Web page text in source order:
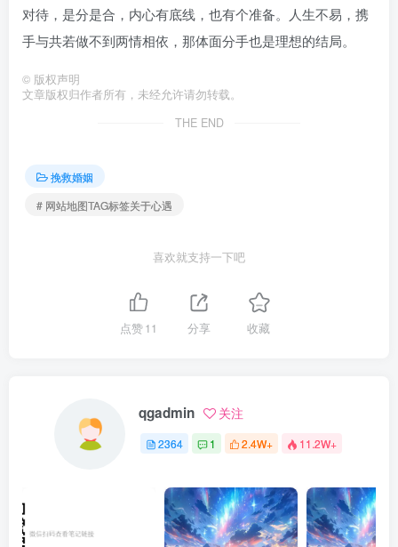
对待，是分是合，内心有底线，也有个准备。人生不易，携
手与共若做不到两情相依，那体面分手也是理想的结局。
© 版权声明
文章版权归作者所有，未经允许请勿转载。
THE END
挽救婚姻
# 网站地图TAG标签关于心遇
喜欢就支持一下吧
点赞11 分享 收藏
qgadmin 关注
2364 1 2.4W+ 11.2W+